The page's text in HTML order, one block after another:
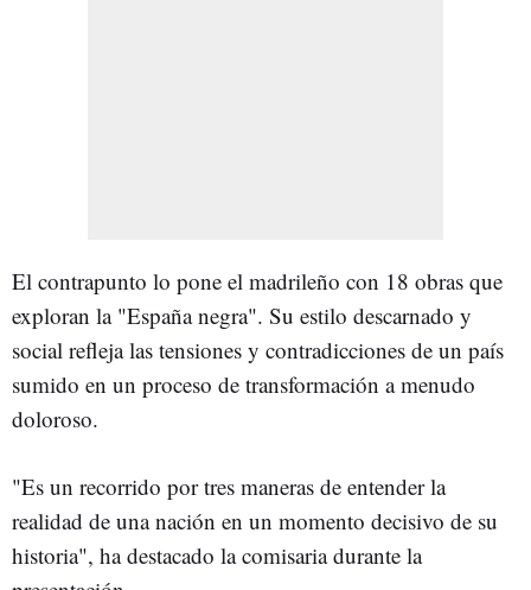
El contrapunto lo pone el madrileño con 18 obras que
exploran la "España negra". Su estilo descarnado y
social refleja las tensiones y contradicciones de un país
sumido en un proceso de transformación a menudo
doloroso.
"Es un recorrido por tres maneras de entender la
realidad de una nación en un momento decisivo de su
historia", ha destacado la comisaria durante la